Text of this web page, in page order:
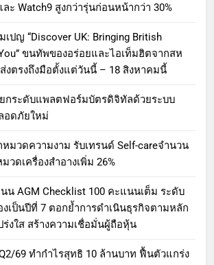
ละ Watch9 สูงกว่ารุ่นก่อนหน้ากว่า 30%
ปญ “Discover UK: Bringing British
ขนทัพของอร่อยและไอเท็มฮิตจากสห
งตรงถึงมือตั้งแต่วันนี้ – 18 สิงหาคมนี้
กระดับแพลตฟอร์มบัตรดิจิทัลด้วยระบบ
อดภัยใหม่
หมวดความงาม รับเทรนด์ Self-careจำนวน
วดเครื่องสำอางเพิ่ม 26%
น AGM Checklist 100 คะแนนเต็ม ระดับ
งเป็นปีที่ 7 ตอกย้ำการดำเนินธุรกิจตามหลัก
ร่งใส สร้างความเชื่อมั่นผู้ถือหุ้น
69 ทำกำไรสุทธิ 10 ล้านบาท ฟื้นตัวแกร่ง